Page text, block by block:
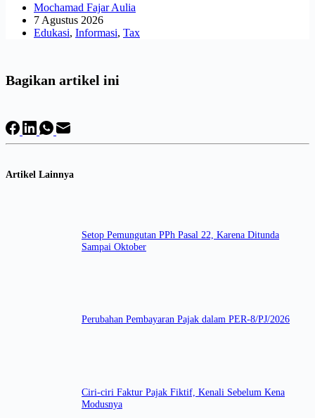
Mochamad Fajar Aulia
7 Agustus 2026
Edukasi, Informasi, Tax
Bagikan artikel ini
Artikel Lainnya
Setop Pemungutan PPh Pasal 22, Karena Ditunda
Sampai Oktober
Perubahan Pembayaran Pajak dalam PER-8/PJ/2026
Ciri-ciri Faktur Pajak Fiktif, Kenali Sebelum Kena
Modusnya